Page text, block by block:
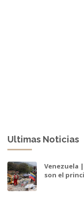
Ultimas Noticias
Venezuela
son el